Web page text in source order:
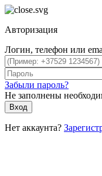
Авторизация
Логин, телефон или
Забыли пароль?
Не заполнены
Вход
Нет аккаунта?